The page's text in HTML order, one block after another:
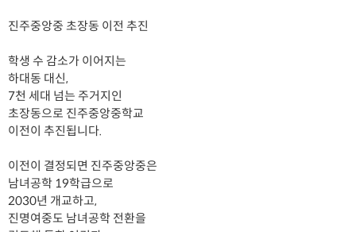
진주중앙중 초장동 이전 추진
학생 수 감소가 이어지는
하대동 대신,
7천 세대 넘는 주거지인
초장동으로 진주중앙중학교
이전이 추진됩니다.
이전이 결정되면 진주중앙중은
남녀공학 19학급으로
2030년 개교하고,
진명여중도 남녀공학 전환을